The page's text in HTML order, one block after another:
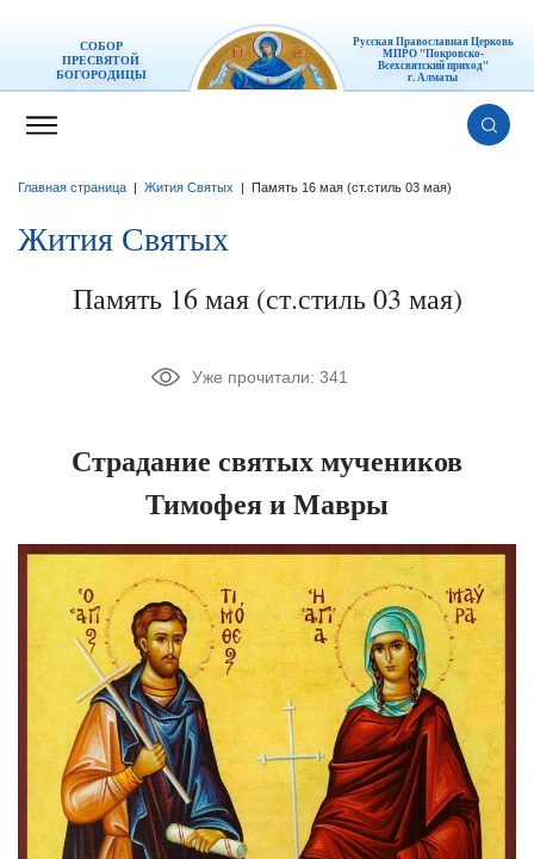
СОБОР
ПРЕСВЯТОЙ
БОГОРОДИЦЫ
Русская Православная Церковь
МПРО "Покровско-
Всехсвятский приход"
г. Алматы
Главная страница Жития Святых Память 16 мая (ст.стиль 03 мая)
Жития Святых
Память 16 мая (ст.стиль 03 мая)
Уже прочитали: 341
Страдание святых мучеников
Тимофея и Мавры